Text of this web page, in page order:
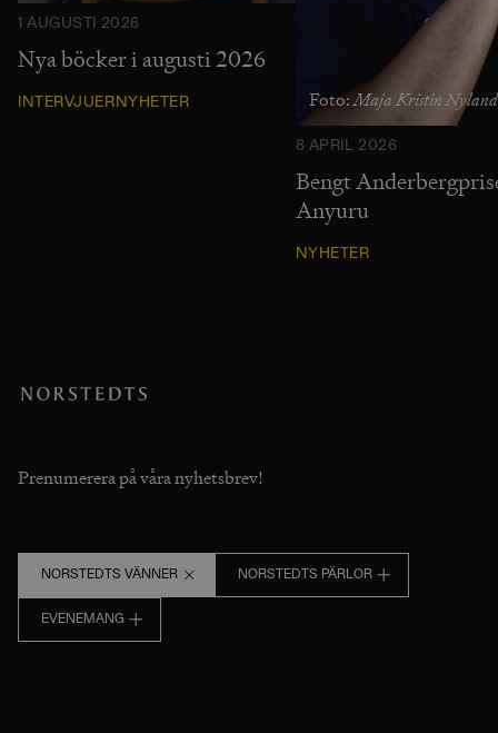
1 AUGUSTI 2026
Nya böcker i augusti 2026
INTERVJUER NYHETER Foto:Maja Kristin
8 APRIL 2026
Bengt
Anyuru
NYHETER
Prenumerera på våra nyhetsbrev!
NORSTEDTS VÄNNER NORSTEDTS PÄRLOR
EVENEMANG